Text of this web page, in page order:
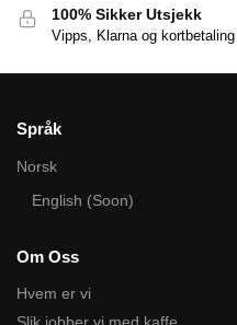
100% Sikker Utsjekk
Vipps, Klarna og kortbetaling
Språk
Norsk
English (Soon)
Om Oss
Hvem er vi